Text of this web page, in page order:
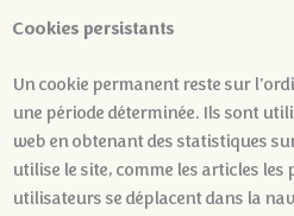
Cookies persistants
Un cookie permanent reste sur
une période déterminée. Ils sont
web en obtenant des statistiques
utilise le site, comme les articles les
utilisateurs se déplacent dans la